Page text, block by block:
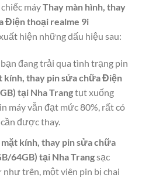
máyThay màn hình, thay
Điện thoại realme 9i
hiện những dấu hiệu sau:
đang trải qua tình trạng pin
kính, thay pin sửa chữa Điện
tại Nha Trangtụt xuống
máy vẫn đạt mức 80%, rất có
được thay.
kính, thay pin sửa chữa
64GB) tại Nha Trangsạc
trên, một viên pin bị chai